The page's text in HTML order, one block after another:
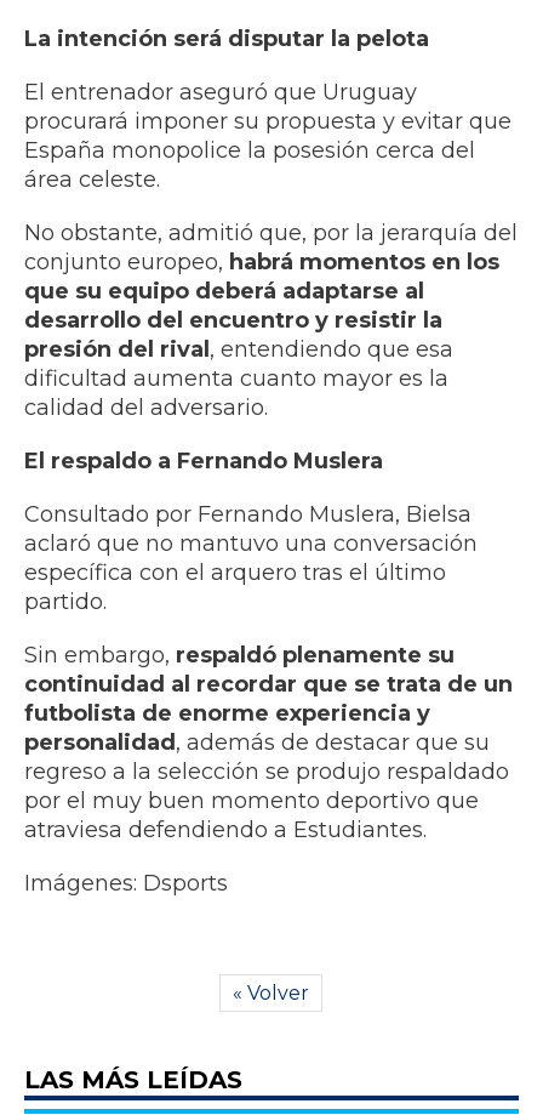
La intención será disputar la pelota
El entrenador aseguró que Uruguay
procurará imponer su propuesta y evitar que
España monopolice la posesión cerca del
área celeste.
No obstante, admitió que, por la jerarquía del
conjunto europeo, habrá momentos en los
que su equipo deberá adaptarse al
desarrollo del encuentro y resistir la
presión del rival, entendiendo que esa
dificultad aumenta cuanto mayor es la
calidad del adversario.
El respaldo a Fernando Muslera
Consultado por Fernando Muslera, Bielsa
aclaró que no mantuvo una conversación
específica con el arquero tras el último
partido.
Sin embargo, respaldó plenamente su
continuidad al recordar que se trata de un
futbolista de enorme experiencia y
personalidad, además de destacar que su
regreso a la selección se produjo respaldado
por el muy buen momento deportivo que
atraviesa defendiendo a Estudiantes.
Imágenes: Dsports
« Volver
LAS MÁS LEÍDAS